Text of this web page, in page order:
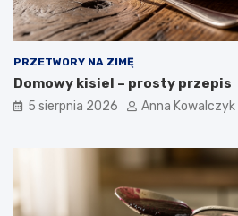
PRZETWORY NA ZIMĘ
Domowy kisiel – prosty przepis
5 sierpnia 2026 Anna Kowalczyk